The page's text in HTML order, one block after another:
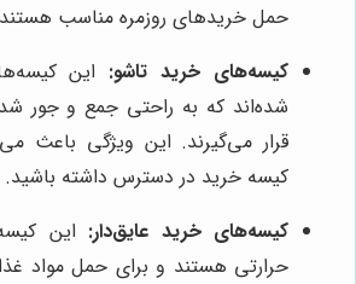
حمل خریدهای روزمره مناسب
کیسه‌های خرید تاشو: این
شده‌اند که به راحتی جمع و جور
قرار می‌گیرند. این ویژگی باعث
کیسه خرید در دسترس داشته باشید.
کیسه‌های خرید عایق‌دار: این
حرارتی هستند و برای حمل مواد